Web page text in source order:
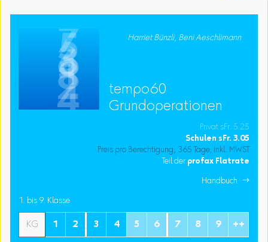
Harriet Bünzli, Beni Aeschlimann
tempo60
Grundoperationen
Privat sFr. 5.25
Schulen sFr. 3.05
Preis pro Berechtigung, 365 Tage, inkl. MWST
Teil der profax Flatrate
Handbuch 
1. bis 9. Klasse
KG 1 2 3 4 5 6 7 8 9 ++